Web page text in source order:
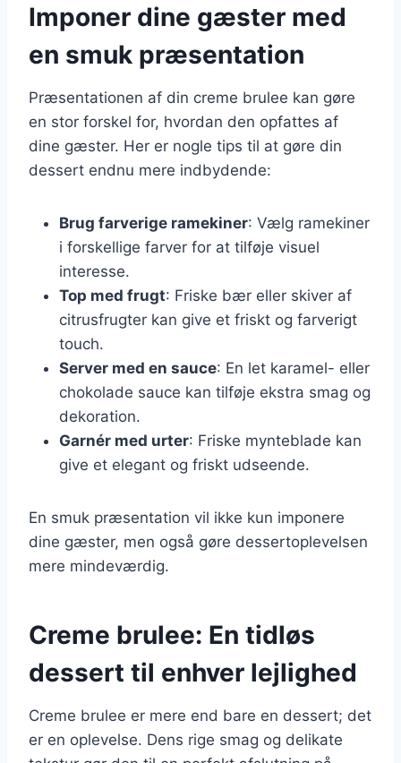
Imponer dine gæster med
en smuk præsentation
Præsentationen af din creme brulee kan gøre
en stor forskel for, hvordan den opfattes af
dine gæster. Her er nogle tips til at gøre din
dessert endnu mere indbydende:
Brug farverige ramekiner: Vælg ramekiner
i forskellige farver for at tilføje visuel
interesse.
Top med frugt: Friske bær eller skiver af
citrusfrugter kan give et friskt og farverigt
touch.
Server med en sauce: En let karamel- eller
chokolade sauce kan tilføje ekstra smag og
dekoration.
Garnér med urter: Friske mynteblade kan
give et elegant og friskt udseende.
En smuk præsentation vil ikke kun imponere
dine gæster, men også gøre dessertoplevelsen
mere mindeværdig.
Creme brulee: En tidløs
dessert til enhver lejlighed
Creme brulee er mere end bare en dessert; det
er en oplevelse. Dens rige smag og delikate